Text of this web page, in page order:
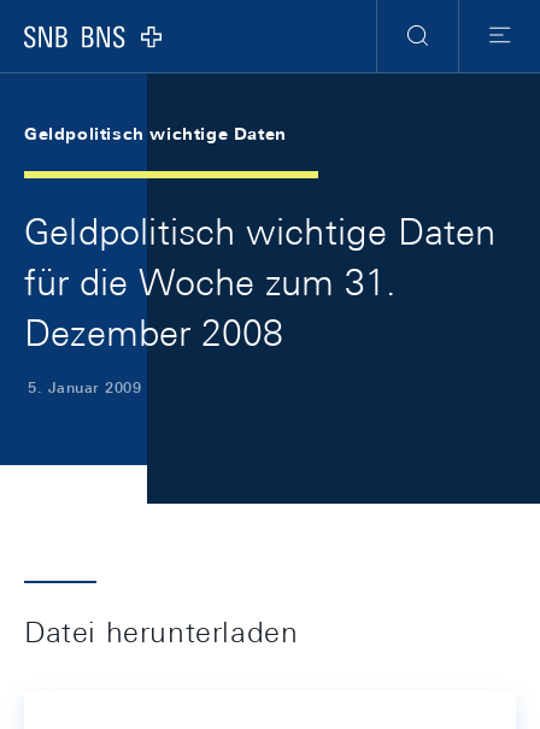
Logo
Suche
Menu
Geldpolitisch wichtige Daten
Geldpolitisch wichtige Daten
für die Woche zum 31.
Dezember 2008
5. Januar 2009
Datei herunterladen